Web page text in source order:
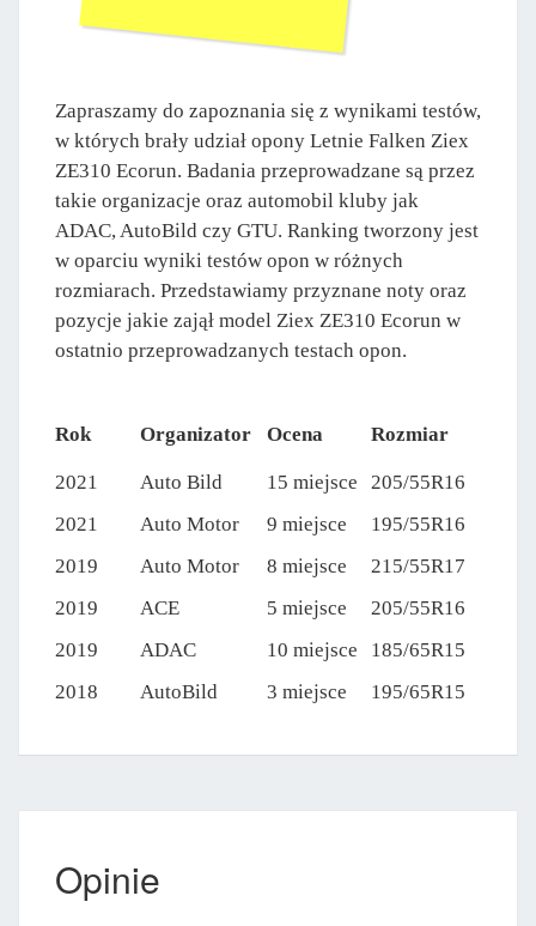
Zapraszamy do zapoznania się z wynikami testów,
w których brały udział opony Letnie Falken Ziex
ZE310 Ecorun. Badania przeprowadzane są przez
takie organizacje oraz automobil kluby jak
ADAC, AutoBild czy GTU. Ranking tworzony jest
w oparciu wyniki testów opon w różnych
rozmiarach. Przedstawiamy przyznane noty oraz
pozycje jakie zajął model Ziex ZE310 Ecorun w
ostatnio przeprowadzanych testach opon.
Rok Organizator Ocena Rozmiar
2021 Auto Bild 15 miejsce
205/55R16
2021
Auto Motor 9 miejsce
195/55R16
2019
Auto Motor 8 miejsce
215/55R17
2019
ACE 5 miejsce
205/55R16
2019
ADAC 10 miejsce
185/65R15
2018
AutoBild 3 miejsce 195/65R15
Opinie